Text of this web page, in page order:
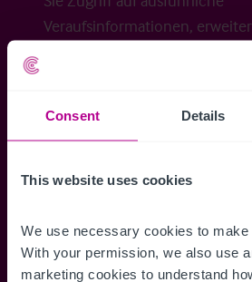
Consent Details
This website uses cookies
We use necessary cookies to make
With your permission, we also use
marketing cookies to understand
Veraufsinformationen,
erhalten.
Zugriff auf alle
Informationen